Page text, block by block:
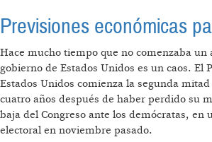
Previsiones económicas
Hace mucho tiempo que no comenzaba un
gobierno de Estados Unidos es un caos. El
Estados Unidos comienza la segunda
cuatro años después de haber perdido su
baja del Congreso ante los demócratas, en
electoral en noviembre pasado.